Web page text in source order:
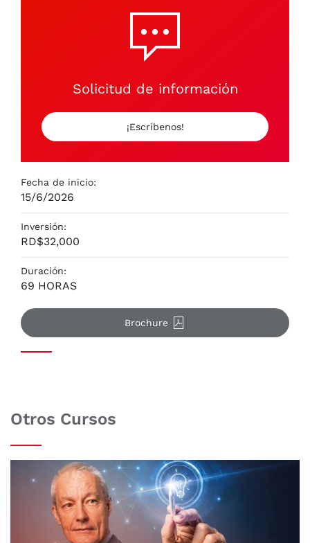
Solicitud de información
¡Escríbenos!
Fecha de inicio:
15/6/2026
Inversión:
RD$32,000
Duración:
69 HORAS
Brochure
Otros Cursos